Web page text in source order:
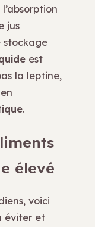
jus
stockage
est
la leptine,
.
élevé
voici
éviter et